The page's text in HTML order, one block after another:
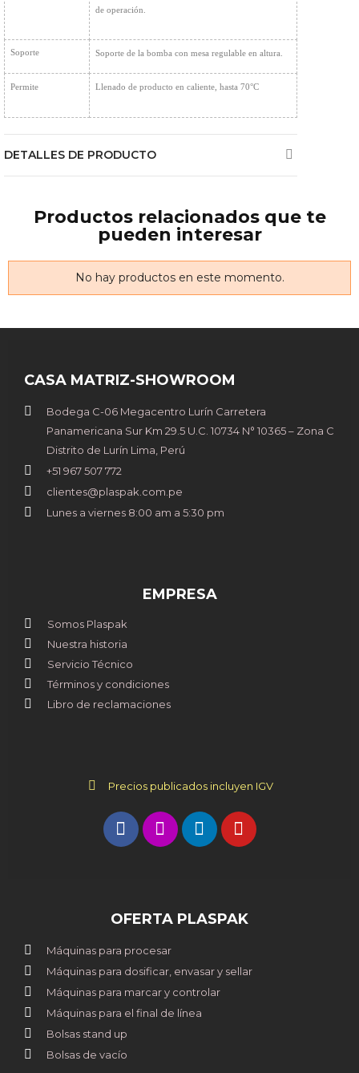
de operación.
Soporte Soporte de la bomba con mesa regulable en altura.
Permite Llenado de producto en caliente, hasta 70°C
DETALLES DE PRODUCTO
Productos relacionados que te
pueden interesar
No hay productos en este momento.
CASA MATRIZ-SHOWROOM
Bodega C-06 Megacentro Lurín Carretera
Panamericana Sur Km 29.5 U.C. 10734 N° 10365 – Zona C
Distrito de Lurín Lima, Perú
+51 967 507 772
clientes@plaspak.com.pe
Lunes a viernes 8:00 am a 5:30 pm
EMPRESA
Somos Plaspak
Nuestra historia
Servicio Técnico
Términos y condiciones
Libro de reclamaciones
Precios publicados incluyen IGV
OFERTA PLASPAK
Máquinas para procesar
Máquinas para dosificar, envasar y sellar
Máquinas para marcar y controlar
Máquinas para el final de línea
Bolsas stand up
Bolsas de vacío